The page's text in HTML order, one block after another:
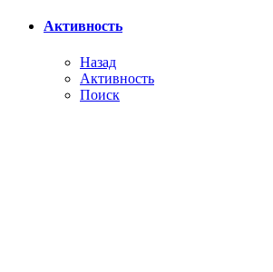
Активность
Назад
Активность
Поиск